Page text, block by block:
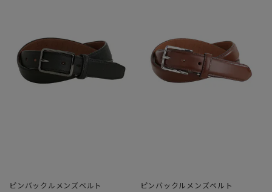
ピンバックルメンズベルト ピンバックルメンズベルト